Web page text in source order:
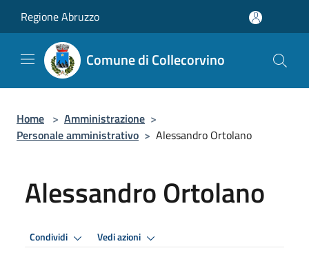
Regione Abruzzo
Comune di Collecorvino
Home > Amministrazione >
Personale amministrativo > Alessandro Ortolano
Alessandro Ortolano
Condividi Vedi azioni